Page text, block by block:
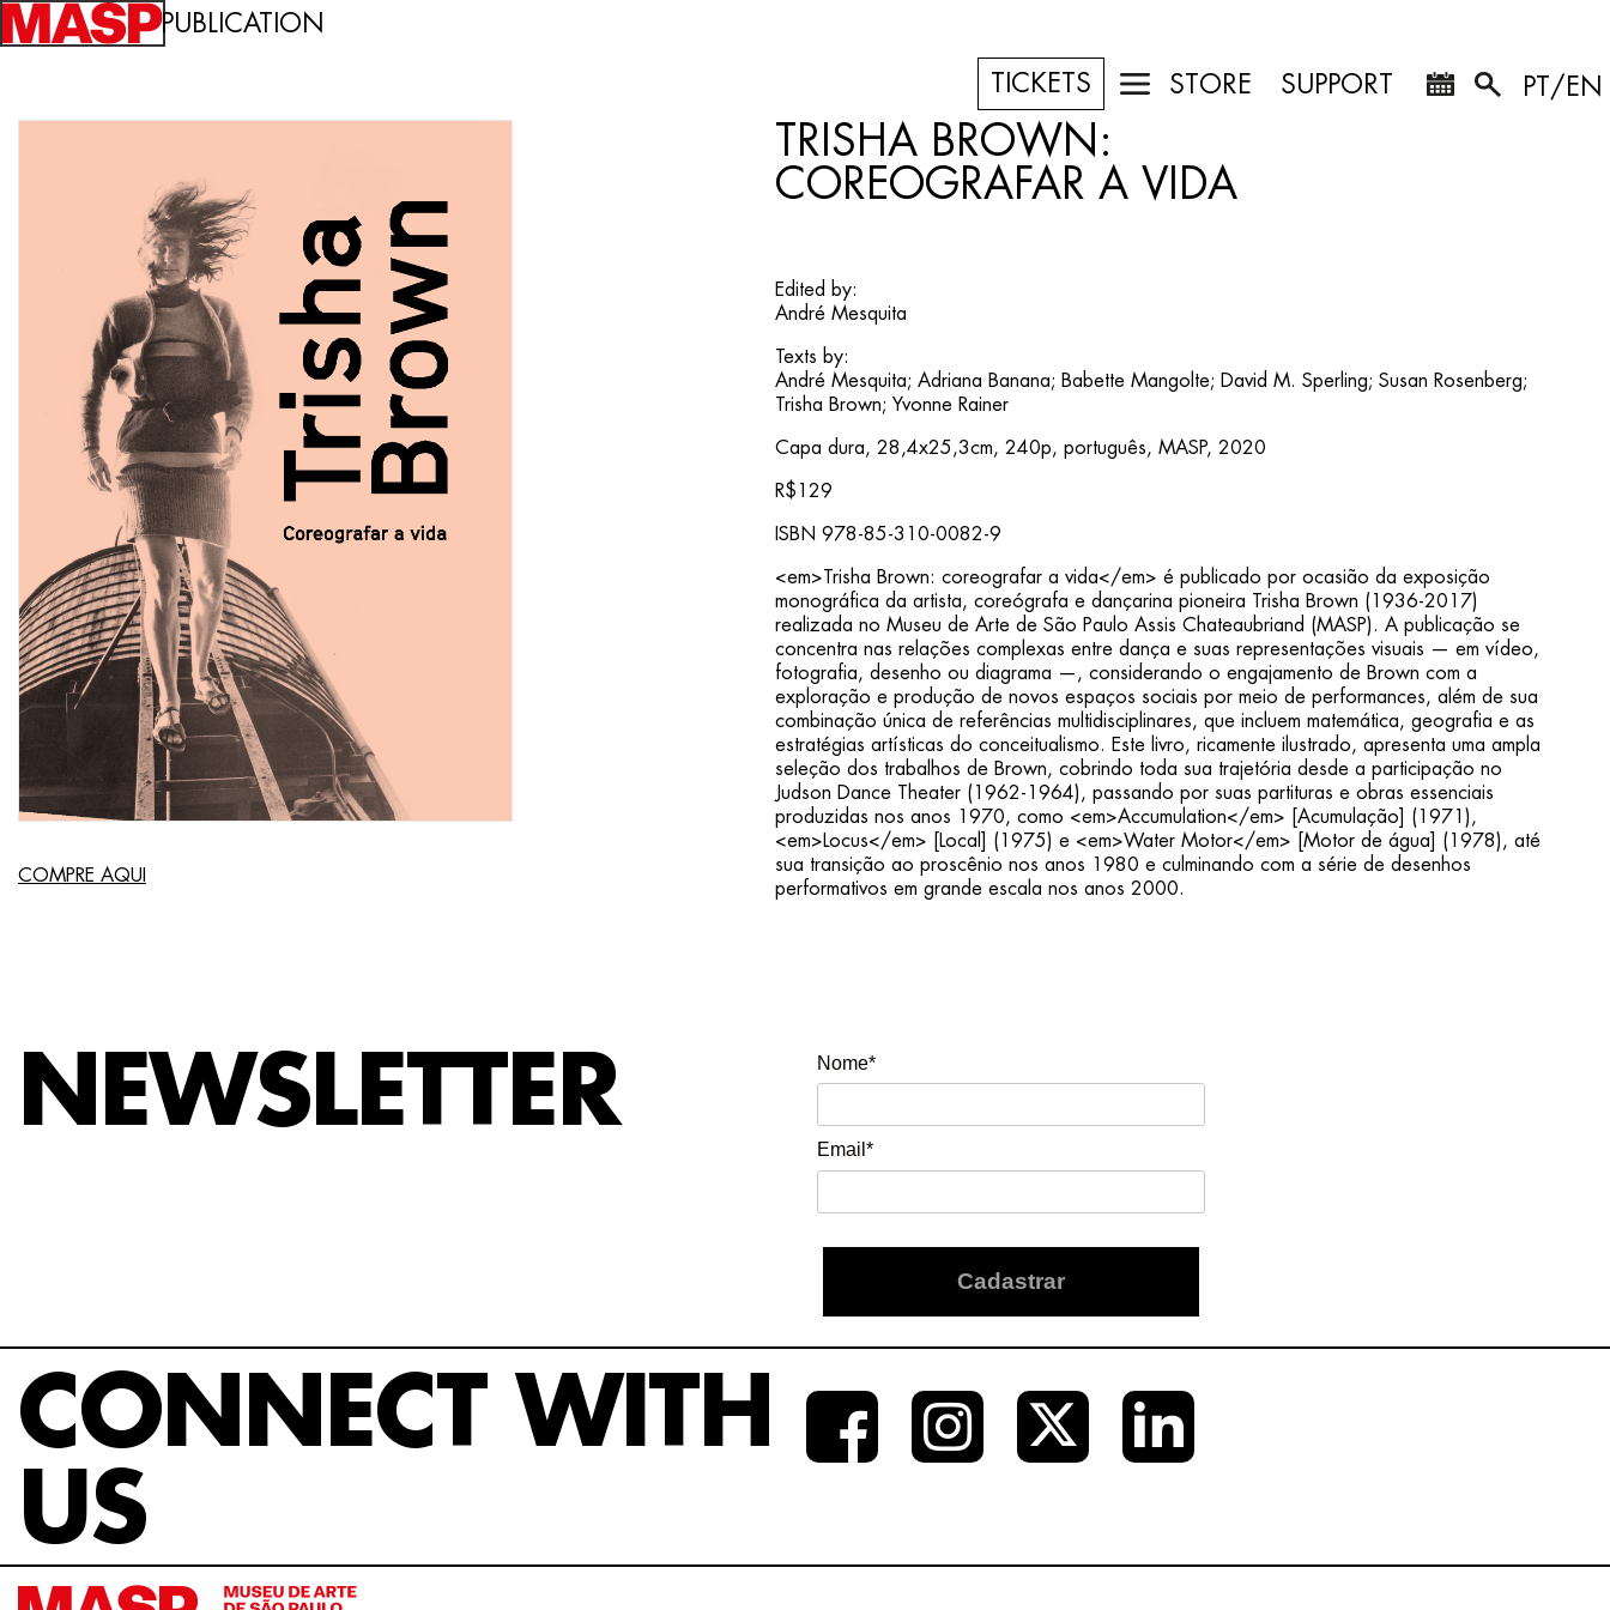
PUBLICATION
TICKETS STORE SUPPORT PT/EN
COMPRE AQUI
TRISHA BROWN:
COREOGRAFAR A VIDA
Edited by:
André Mesquita
Texts by:
André Mesquita; Adriana Banana; Babette Mangolte; David M. Sperling; Susan Rosenberg;
Trisha Brown; Yvonne Rainer
Capa dura, 28,4x25,3cm, 240p, português, MASP, 2020
R$129
ISBN 978-85-310-0082-9
<em>Trisha Brown: coreografar a vida</em> é publicado por ocasião da exposição
monográfica da artista, coreógrafa e dançarina pioneira Trisha Brown (1936-2017)
realizada no Museu de Arte de São Paulo Assis Chateaubriand (MASP). A publicação se
concentra nas relações complexas entre dança e suas representações visuais — em vídeo,
fotografia, desenho ou diagrama —, considerando o engajamento de Brown com a
exploração e produção de novos espaços sociais por meio de performances, além de sua
combinação única de referências multidisciplinares, que incluem matemática, geografia e as
estratégias artísticas do conceitualismo. Este livro, ricamente ilustrado, apresenta uma ampla
seleção dos trabalhos de Brown, cobrindo toda sua trajetória desde a participação no
Judson Dance Theater (1962-1964), passando por suas partituras e obras essenciais
produzidas nos anos 1970, como <em>Accumulation</em> [Acumulação] (1971),
<em>Locus</em> [Local] (1975) e <em>Water Motor</em> [Motor de água] (1978), até
sua transição ao proscênio nos anos 1980 e culminando com a série de desenhos
performativos em grande escala nos anos 2000.
NEWSLETTER Nome*
Email*
Cadastrar
CONNECT WITH
US